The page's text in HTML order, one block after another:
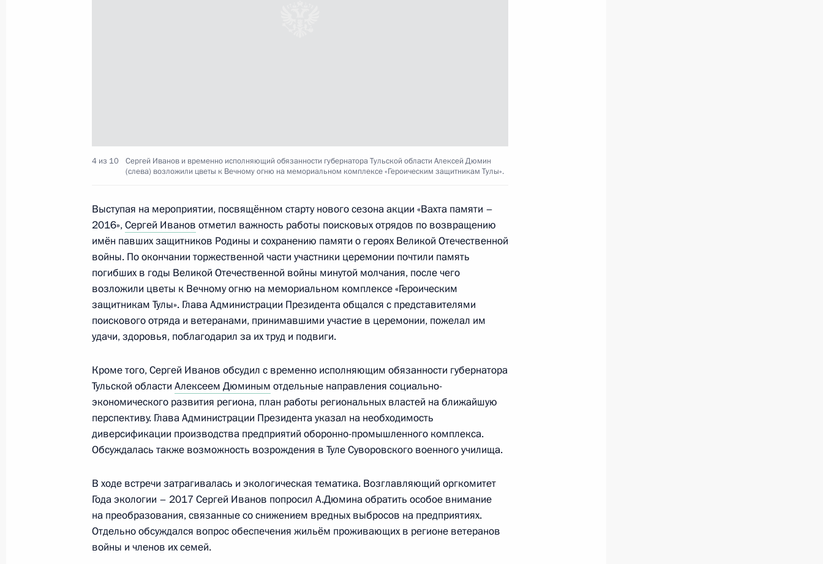
11 января 2023 года, 17:00
Осмотр Ситуационного центра губернатора Тульской области
23 декабря 2022 года, 22:25
Посещение Конструкторского бюро приборостроения
23 декабря 2022 года, 17:55
Встреча с губернатором Тульской области Алексеем Дюминым
14 июля 2022 года, 13:45
Cовместное заседание комиссий Госcовета по направлениям
предпринимательство»
7 июня 2022 года, 18:00
Совместное заседание Координационного совета
4 из 10
Сергей Иванов и временно исполняющий обязанности губернатора Тульской области Алексей Дюмин
(слева) возложили цветы к Вечному огню на мемориальном комплексе «Героическим защитникам Тулы».
Выступая на мероприятии, посвящённом старту нового сезона акции «Вахта памяти –
2016»,Сергей Иванов отметил важность работы поисковых отрядов по возвращению
имён павших защитников Родины и сохранению памяти о героях Великой Отечественной
войны. По окончании торжественной части участники церемонии почтили память
погибших в годы Великой Отечественной войны минутой молчания, после чего
возложили цветы к Вечному огню на мемориальном комплексе «Героическим
защитникам Тулы». Глава Администрации Президента общался с представителями
поискового отряда и ветеранами, принимавшими участие в церемонии, пожелал им
удачи, здоровья, поблагодарил за их труд и подвиги.
Кроме того, Сергей Иванов обсудил с временно исполняющим обязанности губернатора
Тульской области Алексеем Дюминым отдельные направления социально-
экономического развития региона, план работы региональных властей на ближайшую
перспективу. Глава Администрации Президента указал на необходимость
диверсификации производства предприятий оборонно-промышленного комплекса.
Обсуждалась также возможность возрождения в Туле Суворовского военного училища.
В ходе встречи затрагивалась и экологическая тематика. Возглавляющий оргкомитет
Года экологии – 2017 Сергей Иванов попросил А.Дюмина обратить особое внимание
на преобразования, связанные со снижением вредных выбросов на предприятиях.
Отдельно обсуждался вопрос обеспечения жильём проживающих в регионе ветеранов
войны и членов их семей.